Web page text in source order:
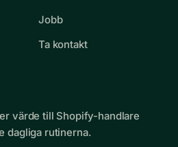
Jobb
Ta kontakt
värde till Shopify-handlare
dagliga rutinerna.